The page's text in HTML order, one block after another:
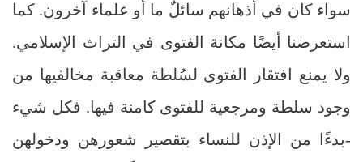
سواء كان في أذهانهم سائلٌ ما أو علماء آخرون. كما
استعرضنا أيضًا مكانة الفتوى في التراث الإسلامي.
ولا يمنع افتقار الفتوى لسُلطة معاقبة مخالفيها من
وجود سلطة ومرجعية للفتوى كامنة فيها. فكل شيء
-بدءًا من الإذن للنساء بتقصير شعورهن ودخولهن